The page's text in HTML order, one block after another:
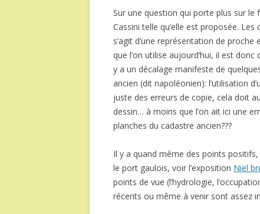
Sur une question qui porte plus sur le
Cassini telle qu’elle est proposée.
s’agit d’une représentation de
que l’on utilise aujourd’hui, il est
y a un décalage manifeste de
ancien (dit napoléonien): l’utilisation
juste des erreurs de copie, cela doit
dessin… à moins que l’on ait ici une
planches du cadastre ancien???
Il y a quand même des points
le port gaulois, voir l’exposition Niel
points de vue (l’hydrologie,
récents ou même à venir sont assez